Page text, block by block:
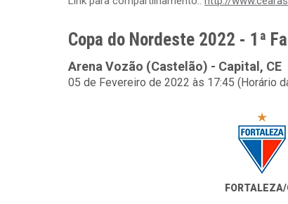
Copa do Nordeste 2022 - 1ª
Arena Vozão (Castelão) - Capital, CE
05 de Fevereiro de 2022 às 17:45 (Horário
FORTALEZA/